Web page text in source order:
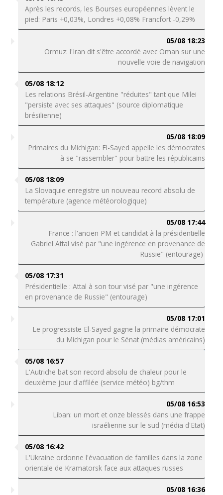
Après les records, les Bourses européennes lèvent le
pied: Paris +0,03%, Londres +0,08% Francfort -0,29%
05/08 18:23
Ormuz: l'Iran dit s'être accordé avec Oman sur une
nouvelle voie de navigation
05/08 18:12
Les relations Brésil-Argentine "réduites" tant que Milei
"persiste avec ses attaques" (source diplomatique
brésilienne)
05/08 18:09
Primaires du Michigan: El-Sayed appelle les démocrates
à se "rassembler" pour battre les républicains
05/08 18:09
La Slovaquie enregistre un nouveau record absolu de
température (agence météorologique)
05/08 17:44
France : l'ancien PM et candidat à la présidentielle
Gabriel Attal visé par "une ingérence en provenance de
Russie" (entourage)
05/08 17:31
Présidentielle : Attal à son tour visé par "une ingérence
en provenance de Russie" (entourage)
05/08 17:01
Le progressiste El-Sayed gagne la primaire démocrate
du Michigan pour le Sénat (médias américains)
05/08 16:57
L'Autriche bat son record absolu de chaleur pour le
deuxième jour d'affilée (service météo) bg/thm
05/08 16:53
Liban: un mort et onze blessés dans une frappe
israélienne sur le sud (média d'Etat)
05/08 16:42
L'Ukraine ordonne l'évacuation de familles dans la zone
orientale de Kramatorsk face aux attaques russes
05/08 16:36